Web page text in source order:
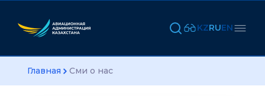
KZRUEN
Главная Сми о нас